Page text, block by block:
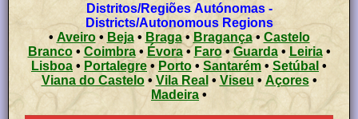
Distritos/Regiões Autónomas -
Districts/Autonomous Regions
• Aveiro• Beja• Braga• Bragança• Castelo
Branco• Coimbra• Évora• Faro•Guarda• Leiria•
Lisboa • Portalegre • Porto • Santarém • Setúbal •
Viana do Castelo• Vila Real • Viseu • Açores •
Madeira •